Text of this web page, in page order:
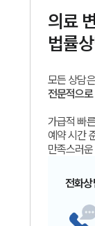
의료
법률
모든 상담
전문적으
가급적 빠
예약 시간
만족스러
전화상